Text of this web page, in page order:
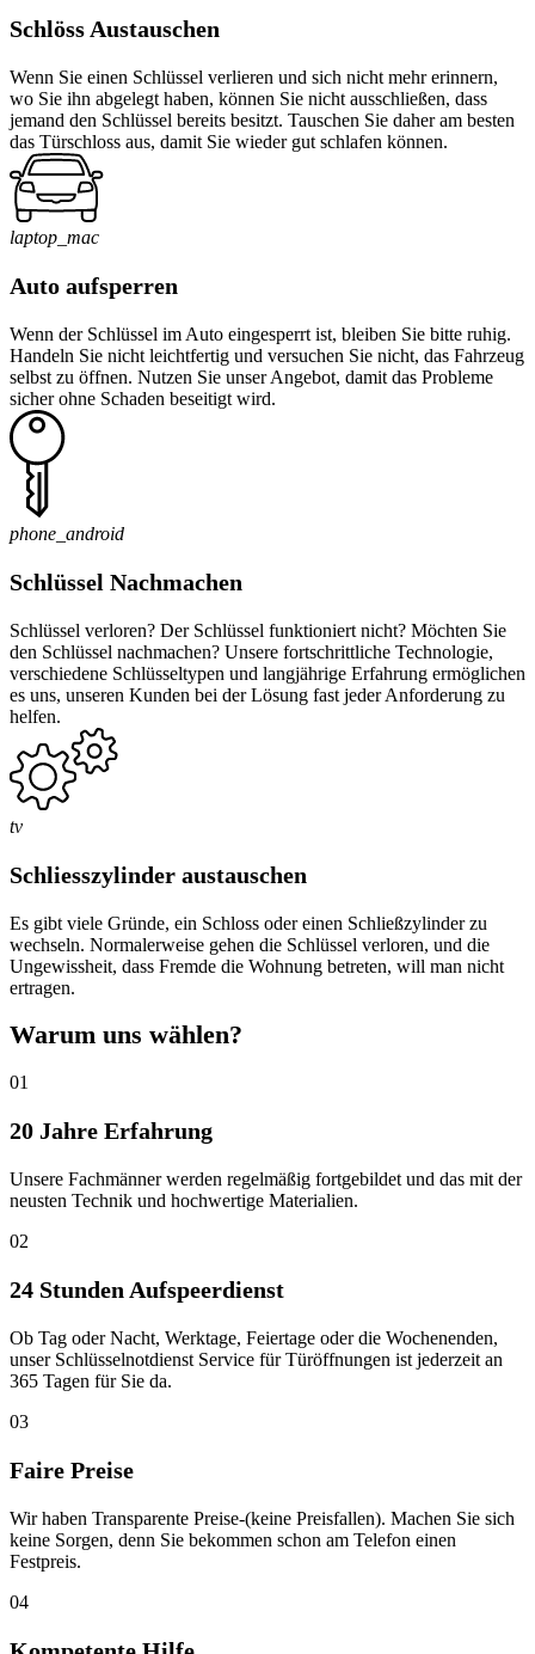
Schlöss Austauschen
Wenn Sie einen Schlüssel verlieren und sich nicht mehr erinnern,
wo Sie ihn abgelegt haben, können Sie nicht ausschließen, dass
jemand den Schlüssel bereits besitzt. Tauschen Sie daher am besten
das Türschloss aus, damit Sie wieder gut schlafen können.
laptop_mac
Auto aufsperren
Wenn der Schlüssel im Auto eingesperrt ist, bleiben Sie bitte ruhig.
Handeln Sie nicht leichtfertig und versuchen Sie nicht, das Fahrzeug
selbst zu öffnen. Nutzen Sie unser Angebot, damit das Probleme
sicher ohne Schaden beseitigt wird.
phone_android
Schlüssel Nachmachen
Schlüssel verloren? Der Schlüssel funktioniert nicht? Möchten Sie
den Schlüssel nachmachen? Unsere fortschrittliche Technologie,
verschiedene Schlüsseltypen und langjährige Erfahrung ermöglichen
es uns, unseren Kunden bei der Lösung fast jeder Anforderung zu
helfen.
tv
Schliesszylinder austauschen
Es gibt viele Gründe, ein Schloss oder einen Schließzylinder zu
wechseln. Normalerweise gehen die Schlüssel verloren, und die
Ungewissheit, dass Fremde die Wohnung betreten, will man nicht
ertragen.
Warum uns wählen?
01
20 Jahre Erfahrung
Unsere Fachmänner werden regelmäßig fortgebildet und das mit der
neusten Technik und hochwertige Materialien.
02
24 Stunden Aufspeerdienst
Ob Tag oder Nacht, Werktage, Feiertage oder die Wochenenden,
unser Schlüsselnotdienst Service für Türöffnungen ist jederzeit an
365 Tagen für Sie da.
03
Faire Preise
Wir haben Transparente Preise-(keine Preisfallen). Machen Sie sich
keine Sorgen, denn Sie bekommen schon am Telefon einen
Festpreis.
04